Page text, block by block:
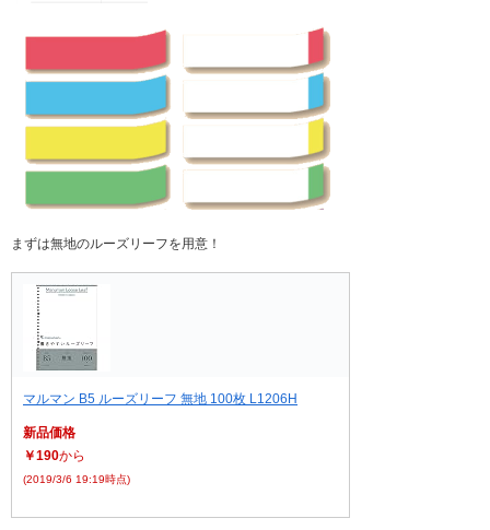
まずは無地のルーズリーフを用意！
マルマン B5 ルーズリーフ 無地 100枚 L1206H
新品価格
￥190から
(2019/3/6 19:19時点)